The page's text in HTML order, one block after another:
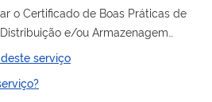
o Certificado de Boas Práticas de
e/ou Armazenagem
trabalham com Cosméticos. A
(cisão, fusão ou incorporação) no
serviço